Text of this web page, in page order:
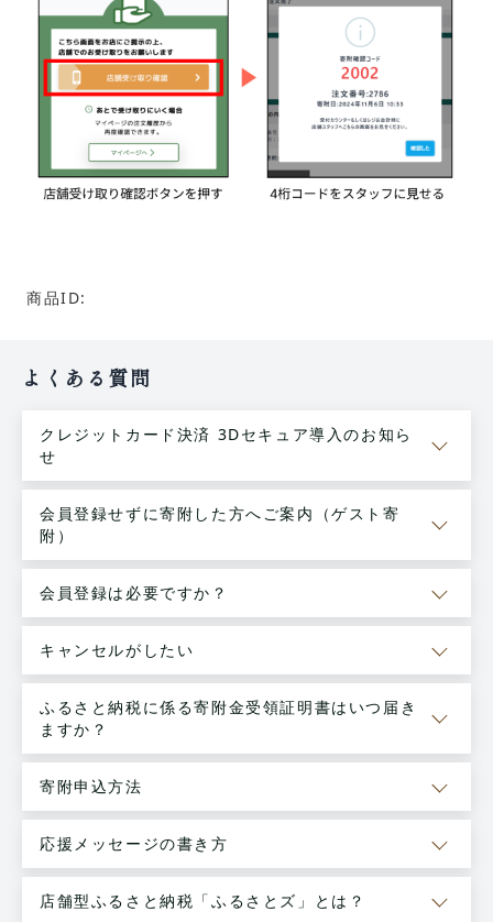
商品ID:
よくある質問
クレジットカード決済 3Dセキュア導入のお知ら
せ
会員登録せずに寄附した方へご案内（ゲスト寄
附）
会員登録は必要ですか？
キャンセルがしたい
ふるさと納税に係る寄附金受領証明書はいつ届き
ますか？
寄附申込方法
応援メッセージの書き方
店舗型ふるさと納税「ふるさとズ」とは？